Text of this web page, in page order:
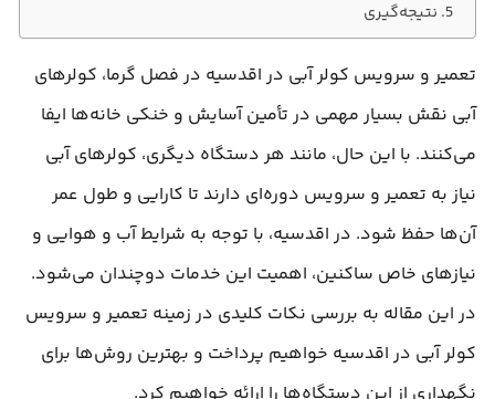
نتیجه‌گیری
تعمیر و سرویس کولر آبی در اقدسیه در فصل گرما، کولرهای
آبی نقش بسیار مهمی در تأمین آسایش و خنکی خانه‌ها ایفا
می‌کنند. با این حال، مانند هر دستگاه دیگری، کولرهای آبی
نیاز به تعمیر و سرویس دوره‌ای دارند تا کارایی و طول عمر
آن‌ها حفظ شود. در اقدسیه، با توجه به شرایط آب و هوایی و
نیازهای خاص ساکنین، اهمیت این خدمات دوچندان می‌شود.
در این مقاله به بررسی نکات کلیدی در زمینه تعمیر و سرویس
کولر آبی در اقدسیه خواهیم پرداخت و بهترین روش‌ها برای